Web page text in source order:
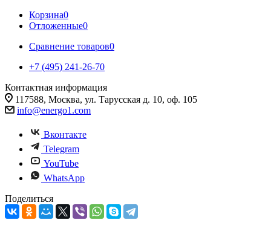
Корзина0
Отложенные0
Сравнение товаров0
+7 (495) 241-26-70
Контактная информация
117588, Москва, ул. Тарусская д. 10, оф. 105
info@energo1.com
Вконтакте
Telegram
YouTube
WhatsApp
Поделиться